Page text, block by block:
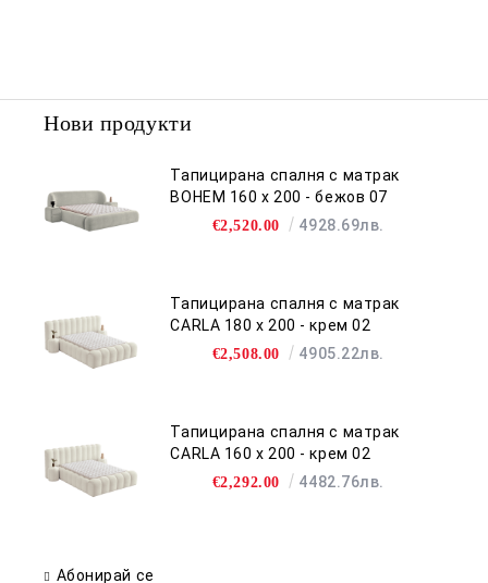
Нови продукти
Тапицирана спалня с матрак
BOHEM 160 х 200 - бежов 07
€2,520.00 4928.69лв.
Тапицирана спалня с матрак
CARLA 180 х 200 - крем 02
€2,508.00 4905.22лв.
Тапицирана спалня с матрак
CARLA 160 х 200 - крем 02
€2,292.00 4482.76лв.
Абонирай се